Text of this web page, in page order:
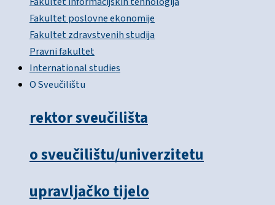
Fakultet poslovne ekonomije
Fakultet zdravstvenih studija
Pravni fakultet
International studies
O Sveučilištu
rektor sveučilišta
o sveučilištu/univerzitetu
upravljačko tijelo